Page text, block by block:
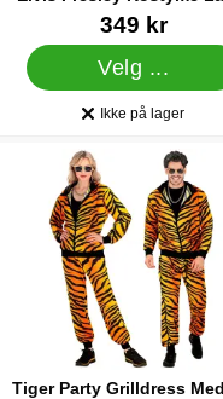
Varenummer 11260
349 kr
Velg ...
Produkttilgjengelighet:
Ikke på lager
Tiger Party Grilldress
Merk tiger Party